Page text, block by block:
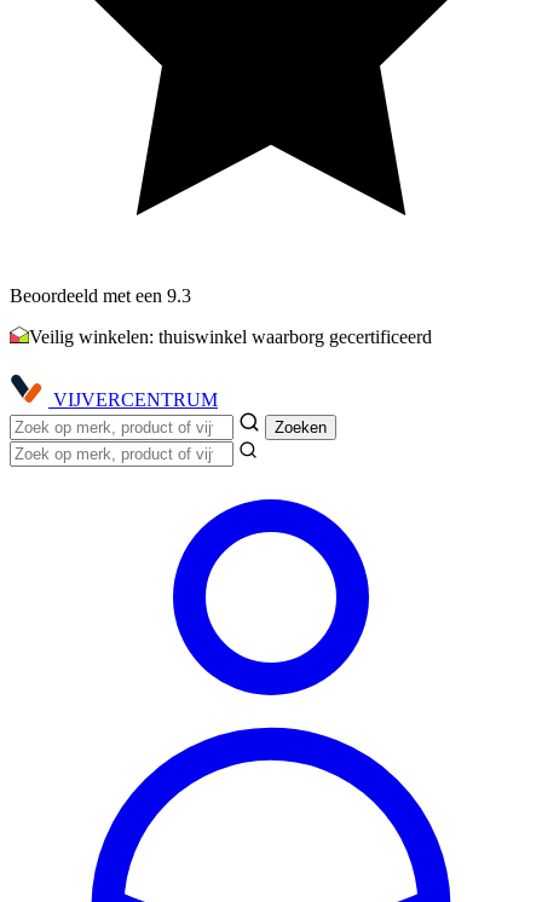
Beoordeeld met een 9.3
Veilig winkelen: thuiswinkel waarborg gecertificeerd
VIJVERCENTRUM
Zoeken